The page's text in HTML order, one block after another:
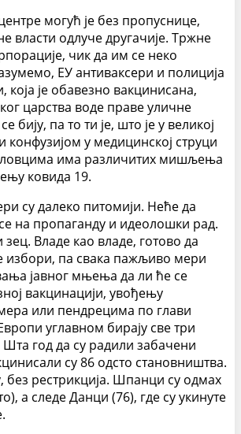
могућ је без пропуснице,
власти одлуче другачије. Тржне
чик да им се неко
ЕУ антиваксери и полиција
која је обавезно вакцинисана,
царства воде праве уличне
бију, па то ти је, што је у великој
конфузијом у медицинској струци
има различитих мишљења
ковида 19.
су далеко питомији. Неће да
на пропаганду и идеолошки рад.
Владе као владе, готово да
избори, па свака пажљиво мери
јавног мњења да ли ће се
вакцинацији, увођењу
или пендрецима по глави
углавном бирају све три
Шта год да су радили забачени
су 86 одсто становништва.
без рестрикција. Шпанци су одмах
а следе Данци (76), где су укинуте